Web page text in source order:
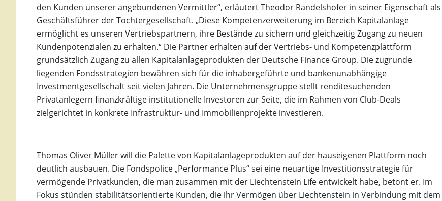
den Kunden unserer angebundenen Vermittler“, erläutert Theodor Randelshofer in seiner Eigenschaft als
Geschäftsführer der Tochtergesellschaft. „Diese Kompetenzerweiterung im Bereich Kapitalanlage
ermöglicht es unseren Vertriebspartnern, ihre Bestände zu sichern und gleichzeitig Zugang zu neuen
Kundenpotenzialen zu erhalten.“ Die Partner erhalten auf der Vertriebs- und Kompetenzplattform
grundsätzlich Zugang zu allen Kapitalanlageprodukten der Deutsche Finance Group. Die zugrunde
liegenden Fondsstrategien bewähren sich für die inhabergeführte und bankenunabhängige
Investmentgesellschaft seit vielen Jahren. Die Unternehmensgruppe stellt renditesuchenden
Privatanlegern finanzkräftige institutionelle Investoren zur Seite, die im Rahmen von Club-Deals
zielgerichtet in konkrete Infrastruktur- und Immobilienprojekte investieren.
Thomas Oliver Müller will die Palette von Kapitalanlageprodukten auf der hauseigenen Plattform noch
deutlich ausbauen. Die Fondspolice „Performance Plus“ sei eine neuartige Investitionsstrategie für
vermögende Privatkunden, die man zusammen mit der Liechtenstein Life entwickelt habe, betont er. Im
Fokus stünden stabilitätsorientierte Kunden, die ihr Vermögen über Liechtenstein in Verbindung mit dem